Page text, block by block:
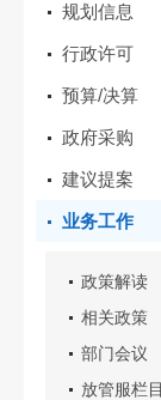
规划信息
行政许可
预算/决算
政府采购
建议提案
业务工作
政策解读
相关政策
部门会议
放管服栏目